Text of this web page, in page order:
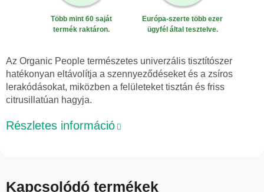
Több mint 60 saját
termék raktáron.
Európa-szerte több ezer
ügyfél által tesztelve.
Az Organic People természetes univerzális tisztítószer
hatékonyan eltávolítja a szennyeződéseket és a zsíros
lerakódásokat, miközben a felületeket tisztán és friss
citrusillatúan hagyja.
Részletes információ
Kapcsolódó termékek